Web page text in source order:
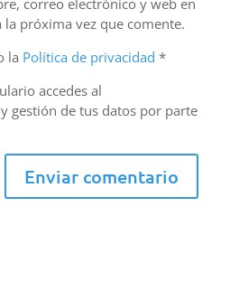
la próxima vez que comente.
la Política de privacidad *
accedes al
gestión de tus datos por parte